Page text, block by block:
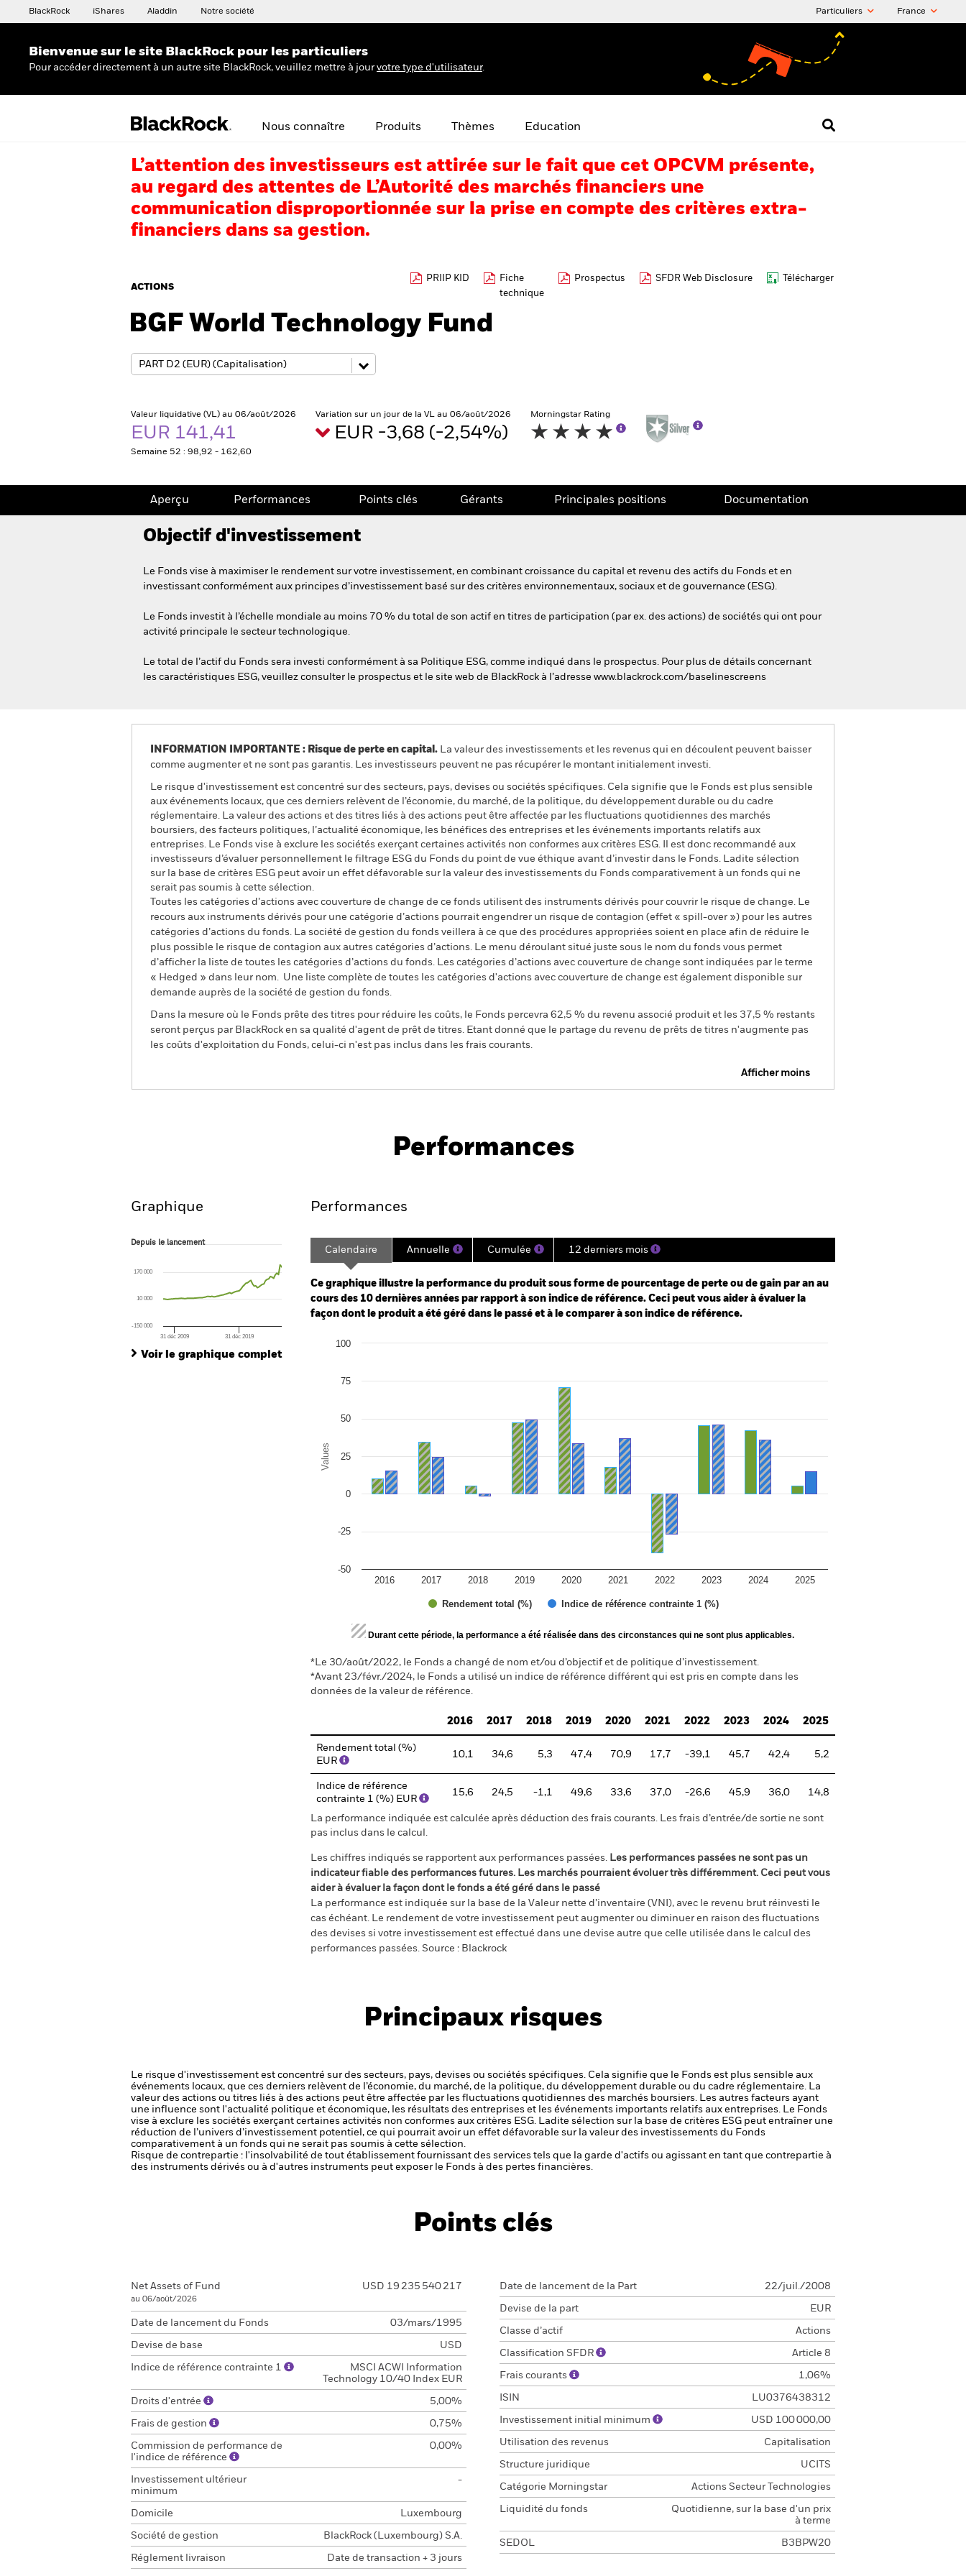
BlackRock iShares Aladdin Notre société Particuliers France
Bienvenue sur le site BlackRock pour les particuliers
Pour accéder directement à un autre site BlackRock, veuillez mettre à jour votre type d'utilisateur.
Nous connaître Produits Thèmes Education
L’attention des investisseurs est attirée sur le fait que cet OPCVM présente,
au regard des attentes de L’Autorité des marchés financiers une
communication disproportionnée sur la prise en compte des critères extra-
financiers dans sa gestion.
ACTIONS
PRIIP KID
Fiche
technique
Prospectus SFDR Web Disclosure Télécharger
BGF World Technology Fund
Valeur liquidative (VL) au 06/août/2026
EUR 141,41
Semaine 52 : 98,92 - 162,60
Variation sur un jour de la VL au 06/août/2026
EUR -3,68 (-2,54%)
Morningstar Rating
Aperçu Performances Points clés Gérants Principales positions Documentation
Objectif d'investissement
Le Fonds vise à maximiser le rendement sur votre investissement, en combinant croissance du capital et revenu des actifs du Fonds et en
investissant conformément aux principes d’investissement basé sur des critères environnementaux, sociaux et de gouvernance (ESG).
Le Fonds investit à l’échelle mondiale au moins 70 % du total de son actif en titres de participation (par ex. des actions) de sociétés qui ont pour
activité principale le secteur technologique.
Le total de l’actif du Fonds sera investi conformément à sa Politique ESG, comme indiqué dans le prospectus. Pour plus de détails concernant
les caractéristiques ESG, veuillez consulter le prospectus et le site web de BlackRock à l’adresse www.blackrock.com/baselinescreens
INFORMATION IMPORTANTE : Risque de perte en capital. La valeur des investissements et les revenus qui en découlent peuvent baisser
comme augmenter et ne sont pas garantis. Les investisseurs peuvent ne pas récupérer le montant initialement investi.
Le risque d'investissement est concentré sur des secteurs, pays, devises ou sociétés spécifiques. Cela signifie que le Fonds est plus sensible
aux événements locaux, que ces derniers relèvent de l’économie, du marché, de la politique, du développement durable ou du cadre
réglementaire. La valeur des actions et des titres liés à des actions peut être affectée par les fluctuations quotidiennes des marchés
boursiers, des facteurs politiques, l’actualité économique, les bénéfices des entreprises et les événements importants relatifs aux
entreprises. Le Fonds vise à exclure les sociétés exerçant certaines activités non conformes aux critères ESG. Il est donc recommandé aux
investisseurs d’évaluer personnellement le filtrage ESG du Fonds du point de vue éthique avant d’investir dans le Fonds. Ladite sélection
sur la base de critères ESG peut avoir un effet défavorable sur la valeur des investissements du Fonds comparativement à un fonds qui ne
serait pas soumis à cette sélection.
Toutes les catégories d’actions avec couverture de change de ce fonds utilisent des instruments dérivés pour couvrir le risque de change. Le
recours aux instruments dérivés pour une catégorie d’actions pourrait engendrer un risque de contagion (effet « spill-over ») pour les autres
catégories d’actions du fonds. La société de gestion du fonds veillera à ce que des procédures appropriées soient en place afin de réduire le
plus possible le risque de contagion aux autres catégories d’actions. Le menu déroulant situé juste sous le nom du fonds vous permet
d’afficher la liste de toutes les catégories d’actions du fonds. Les catégories d’actions avec couverture de change sont indiquées par le terme
« Hedged » dans leur nom. Une liste complète de toutes les catégories d'actions avec couverture de change est également disponible sur
demande auprès de la société de gestion du fonds.
Dans la mesure où le Fonds prête des titres pour réduire les coûts, le Fonds percevra 62,5 % du revenu associé produit et les 37,5 % restants
seront perçus par BlackRock en sa qualité d'agent de prêt de titres. Etant donné que le partage du revenu de prêts de titres n'augmente pas
les coûts d'exploitation du Fonds, celui-ci n'est pas inclus dans les frais courants.
Afficher moins
Performances
Graphique
Depuis le lancement
The chart has 1 X axis displaying Time. Range: 2008-04-01 00:00:00 to 2026-07-31 00:00:00.
The chart has 1 Y axis displaying values. Range: -1600 to 3200.
Depuis le lancement
31 déc 2009 31 déc 2019
-150 000
10 000
170 000
Voir le graphique complet
Performances
Calendaire Annuelle Cumulée 12 derniers mois
Ce graphique illustre la performance du produit sous forme de pourcentage de perte ou de gain par an au
cours des 10 dernières années par rapport à son indice de référence. Ceci peut vous aider à évaluer la
façon dont le produit a été géré dans le passé et à le comparer à son indice de référence.
Chart
Bar chart with 2 data series.
Values
Rendement total (%) Indice de référence contrainte 1 (%)
2016 2017 2018 2019 2020 2021 2022 2023 2024 2025
-50
-25
0
25
50
75
100
End of interactive chart.
Durant cette période, la performance a été réalisée dans des circonstances qui ne sont plus applicables.
*Le 30/août/2022, le Fonds a changé de nom et/ou d’objectif et de politique d’investissement.
*Avant 23/févr./2024, le Fonds a utilisé un indice de référence différent qui est pris en compte dans les
données de la valeur de référence.
2016 2017 2018 2019 2020 2021 2022 2023 2024 2025
Rendement total (%)
EUR
10,1 34,6 5,3 47,4 70,9 17,7 -39,1 45,7 42,4 5,2
Indice de référence
contrainte 1 (%) EUR
15,6 24,5 -1,1 49,6 33,6 37,0 -26,6 45,9 36,0 14,8
La performance indiquée est calculée après déduction des frais courants. Les frais d’entrée/de sortie ne sont
pas inclus dans le calcul.
Les chiffres indiqués se rapportent aux performances passées. Les performances passées ne sont pas un
indicateur fiable des performances futures. Les marchés pourraient évoluer très différemment. Ceci peut vous
aider à évaluer la façon dont le fonds a été géré dans le passé
La performance est indiquée sur la base de la Valeur nette d’inventaire (VNI), avec le revenu brut réinvesti le
cas échéant. Le rendement de votre investissement peut augmenter ou diminuer en raison des fluctuations
des devises si votre investissement est effectué dans une devise autre que celle utilisée dans le calcul des
performances passées. Source : Blackrock
Principaux risques
Le risque d'investissement est concentré sur des secteurs, pays, devises ou sociétés spécifiques. Cela signifie que le Fonds est plus sensible aux
événements locaux, que ces derniers relèvent de l’économie, du marché, de la politique, du développement durable ou du cadre réglementaire. La
valeur des actions ou titres liés à des actions peut être affectée par les fluctuations quotidiennes des marchés boursiers. Les autres facteurs ayant
une influence sont l'actualité politique et économique, les résultats des entreprises et les événements importants relatifs aux entreprises. Le Fonds
vise à exclure les sociétés exerçant certaines activités non conformes aux critères ESG. Ladite sélection sur la base de critères ESG peut entraîner une
réduction de l’univers d’investissement potentiel, ce qui pourrait avoir un effet défavorable sur la valeur des investissements du Fonds
comparativement à un fonds qui ne serait pas soumis à cette sélection.
Risque de contrepartie : l'insolvabilité de tout établissement fournissant des services tels que la garde d'actifs ou agissant en tant que contrepartie à
des instruments dérivés ou à d'autres instruments peut exposer le Fonds à des pertes financières.
Points clés
Net Assets of Fund
au 06/août/2026
USD 19 235 540 217
Date de lancement du Fonds 03/mars/1995
Devise de base USD
Indice de référence contrainte 1
MSCI ACWI Information
Technology 10/40 Index EUR
Droits d'entrée 5,00%
Frais de gestion 0,75%
Commission de performance de
l'indice de référence
0,00%
Investissement ultérieur
minimum
-
Domicile Luxembourg
Société de gestion BlackRock (Luxembourg) S.A.
Réglement livraison Date de transaction + 3 jours
Date de lancement de la Part 22/juil./2008
Devise de la part EUR
Classe d’actif Actions
Classification SFDR Article 8
Frais courants 1,06%
ISIN LU0376438312
Investissement initial minimum USD 100 000,00
Utilisation des revenus Capitalisation
Structure juridique UCITS
Catégorie Morningstar Actions Secteur Technologies
Liquidité du fonds
Quotidienne, sur la base d'un prix
à terme
SEDOL B3BPW20